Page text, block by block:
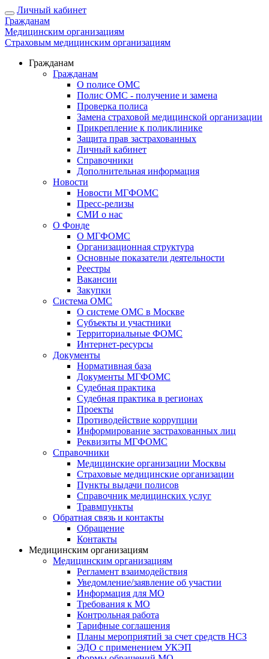
Личный кабинет
Гражданам
Медицинским организациям
Страховым медицинским организациям
Гражданам
Гражданам
О полисе ОМС
Полис ОМС - получение и замена
Проверка полиса
Замена страховой медицинской организации
Прикрепление к поликлинике
Защита прав застрахованных
Личный кабинет
Справочники
Дополнительная информация
Новости
Новости МГФОМС
Пресс-релизы
СМИ о нас
О Фонде
О МГФОМС
Организационная структура
Основные показатели деятельности
Реестры
Вакансии
Закупки
Система ОМС
О системе ОМС в Москве
Субъекты и участники
Территориальные ФОМС
Интернет-ресурсы
Документы
Нормативная база
Документы МГФОМС
Судебная практика
Судебная практика в регионах
Проекты
Противодействие коррупции
Информирование застрахованных лиц
Реквизиты МГФОМС
Справочники
Медицинские организации Москвы
Страховые медицинские организации
Пункты выдачи полисов
Справочник медицинских услуг
Травмпункты
Обратная связь и контакты
Обращение
Контакты
Медицинским организациям
Медицинским организациям
Регламент взаимодействия
Уведомление/заявление об участии
Информация для МО
Требования к МО
Контрольная работа
Тарифные соглашения
Планы мероприятий за счет средств НСЗ
ЭДО с применением УКЭП